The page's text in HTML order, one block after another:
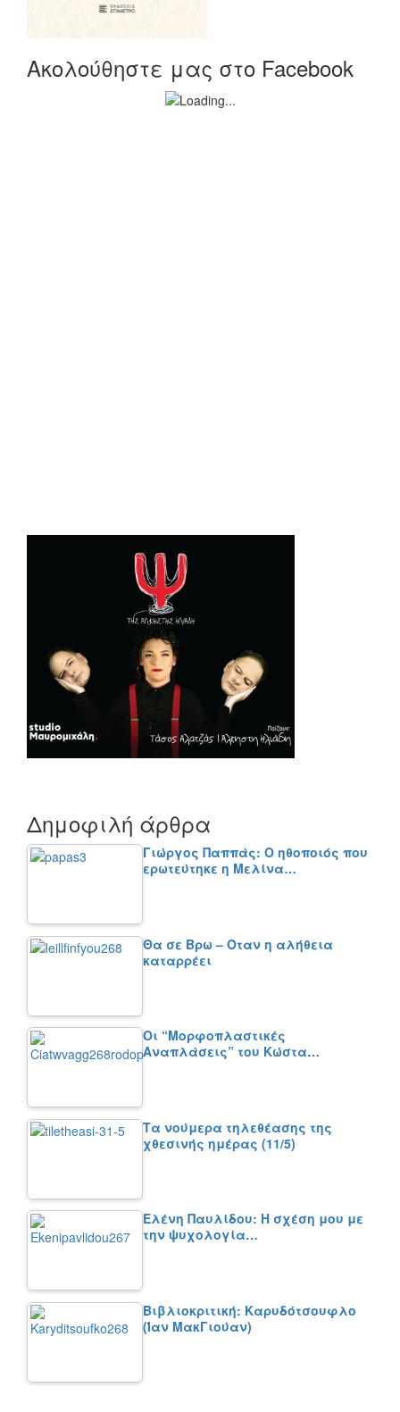
Ακολούθηστε μας στο Facebook
Δημοφιλή άρθρα
Γιώργος Παππάς: Ο ηθοποιός που
ερωτεύτηκε η Μελίνα…
Θα σε Βρω – Όταν η αλήθεια
καταρρέει
Οι “Μορφοπλαστικές
Αναπλάσεις” του Κώστα…
Τα νούμερα τηλεθέασης της
χθεσινής ημέρας (11/5)
Ελένη Παυλίδου: Η σχέση μου με
την ψυχολογία…
Βιβλιοκριτική: Καρυδότσουφλο
(Ίαν ΜακΓιούαν)